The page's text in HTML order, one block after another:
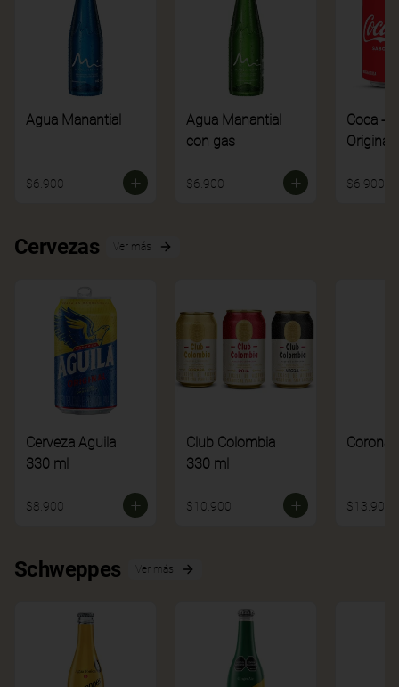
Agua Manantial
$6.900
Agua Manantial
con gas
$6.900
Coca -
Original
$6.900
Cervezas Ver más
Cerveza Aguila
330 ml
$8.900
Club Colombia
330 ml
$10.900
Corona
$13.900
Schweppes Ver más